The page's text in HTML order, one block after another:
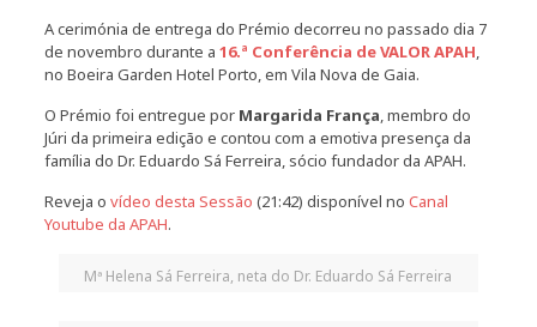
A cerimónia de entrega do Prémio decorreu no passado dia 7
de novembro durante a 16.ª Conferência de VALOR APAH,
no Boeira Garden Hotel Porto, em Vila Nova de Gaia.
O Prémio foi entregue por Margarida França, membro do
Júri da primeira edição e contou com a emotiva presença da
família do Dr. Eduardo Sá Ferreira, sócio fundador da APAH.
Reveja o vídeo desta Sessão (21:42) disponível no Canal
Youtube da APAH.
Mª Helena Sá Ferreira, neta do Dr. Eduardo Sá Ferreira